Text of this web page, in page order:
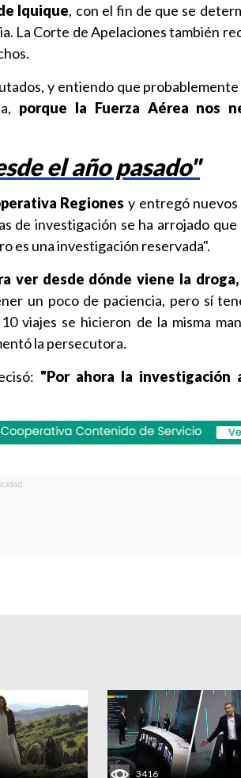
Iquique, con el fin de que se
La Corte de Apelaciones también
y entiendo que
porque la Fuerza Aérea nos
el año pasado"
Regiones y entregó
de investigación se ha arrojado que
es una investigación reservada".
ver desde dónde viene la droga,
un poco de paciencia, pero sí
viajes se hicieron de la misma
la persecutora.
"Por ahora la investigación
3416